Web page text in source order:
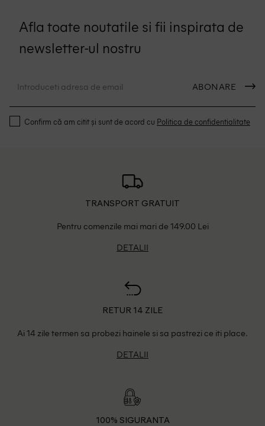
Afla toate noutatile si fii inspirata de
newsletter-ul nostru
ABONARE
Confirm că am citit și sunt de acord cu Politica de confidentialitate
TRANSPORT GRATUIT
Pentru comenzile mai mari de 149.00 Lei
DETALII
RETUR 14 ZILE
Ai 14 zile termen sa probezi hainele si sa pastrezi ce iti place.
DETALII
100% SIGURANTA